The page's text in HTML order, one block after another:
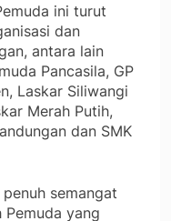
ini turut
dan
antara lain
Pancasila, GP
Laskar Siliwangi
Merah Putih,
dan SMK
semangat
Pemuda yang